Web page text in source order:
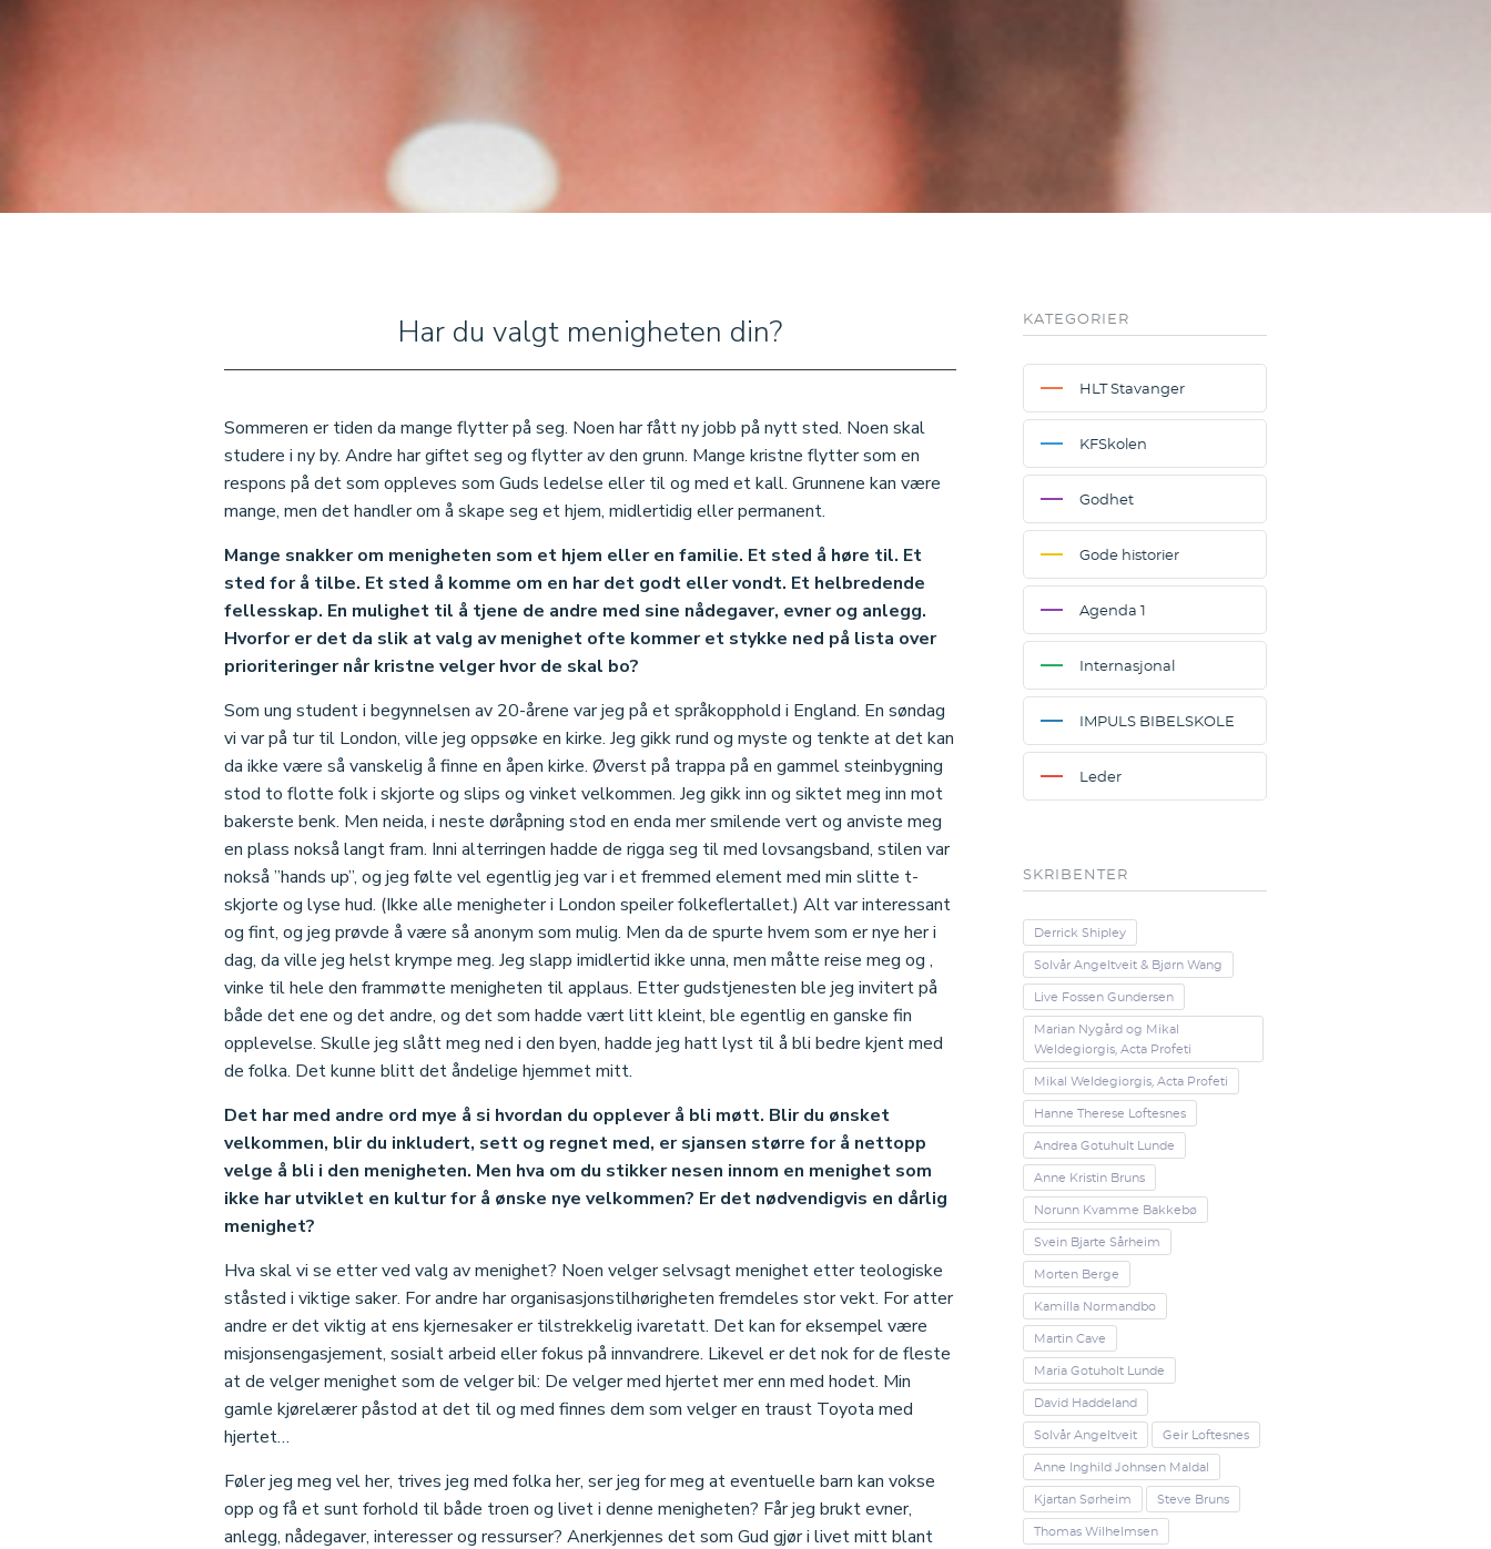
Har du valgt menigheten din?
Sommeren er tiden da mange flytter på seg. Noen har fått ny jobb på nytt sted. Noen skal
studere i ny by. Andre har giftet seg og flytter av den grunn. Mange kristne flytter som en
respons på det som oppleves som Guds ledelse eller til og med et kall. Grunnene kan være
mange, men det handler om å skape seg et hjem, midlertidig eller permanent.
Mange snakker om menigheten som et hjem eller en familie. Et sted å høre til. Et
sted for å tilbe. Et sted å komme om en har det godt eller vondt. Et helbredende
fellesskap. En mulighet til å tjene de andre med sine nådegaver, evner og anlegg.
Hvorfor er det da slik at valg av menighet ofte kommer et stykke ned på lista over
prioriteringer når kristne velger hvor de skal bo?
Som ung student i begynnelsen av 20-årene var jeg på et språkopphold i England. En søndag
vi var på tur til London, ville jeg oppsøke en kirke. Jeg gikk rund og myste og tenkte at det kan
da ikke være så vanskelig å finne en åpen kirke. Øverst på trappa på en gammel steinbygning
stod to flotte folk i skjorte og slips og vinket velkommen. Jeg gikk inn og siktet meg inn mot
bakerste benk. Men neida, i neste døråpning stod en enda mer smilende vert og anviste meg
en plass nokså langt fram. Inni alterringen hadde de rigga seg til med lovsangsband, stilen var
nokså ”hands up”, og jeg følte vel egentlig jeg var i et fremmed element med min slitte t-
skjorte og lyse hud. (Ikke alle menigheter i London speiler folkeflertallet.) Alt var interessant
og fint, og jeg prøvde å være så anonym som mulig. Men da de spurte hvem som er nye her i
dag, da ville jeg helst krympe meg. Jeg slapp imidlertid ikke unna, men måtte reise meg og ,
vinke til hele den frammøtte menigheten til applaus. Etter gudstjenesten ble jeg invitert på
både det ene og det andre, og det som hadde vært litt kleint, ble egentlig en ganske fin
opplevelse. Skulle jeg slått meg ned i den byen, hadde jeg hatt lyst til å bli bedre kjent med
de folka. Det kunne blitt det åndelige hjemmet mitt.
Det har med andre ord mye å si hvordan du opplever å bli møtt. Blir du ønsket
velkommen, blir du inkludert, sett og regnet med, er sjansen større for å nettopp
velge å bli i den menigheten. Men hva om du stikker nesen innom en menighet som
ikke har utviklet en kultur for å ønske nye velkommen? Er det nødvendigvis en dårlig
menighet?
Hva skal vi se etter ved valg av menighet? Noen velger selvsagt menighet etter teologiske
ståsted i viktige saker. For andre har organisasjonstilhørigheten fremdeles stor vekt. For atter
andre er det viktig at ens kjernesaker er tilstrekkelig ivaretatt. Det kan for eksempel være
misjonsengasjement, sosialt arbeid eller fokus på innvandrere. Likevel er det nok for de fleste
at de velger menighet som de velger bil: De velger med hjertet mer enn med hodet. Min
gamle kjørelærer påstod at det til og med finnes dem som velger en traust Toyota med
hjertet…
Føler jeg meg vel her, trives jeg med folka her, ser jeg for meg at eventuelle barn kan vokse
opp og få et sunt forhold til både troen og livet i denne menigheten? Får jeg brukt evner,
anlegg, nådegaver, interesser og ressurser? Anerkjennes det som Gud gjør i livet mitt blant
KATEGORIER
HLT Stavanger
KFSkolen
Godhet
Gode historier
Agenda 1
Internasjonal
IMPULS BIBELSKOLE
Leder
SKRIBENTER
Derrick Shipley
Solvår Angeltveit & Bjørn Wang
Live Fossen Gundersen
Marian Nygård og Mikal
Weldegiorgis, Acta Profeti
Mikal Weldegiorgis, Acta Profeti
Hanne Therese Loftesnes
Andrea Gotuhult Lunde
Anne Kristin Bruns
Norunn Kvamme Bakkebø
Svein Bjarte Sårheim
Morten Berge
Kamilla Normandbo
Martin Cave
Maria Gotuholt Lunde
David Haddeland
Solvår Angeltveit Geir Loftesnes
Anne Inghild Johnsen Maldal
Kjartan Sørheim Steve Bruns
Thomas Wilhelmsen